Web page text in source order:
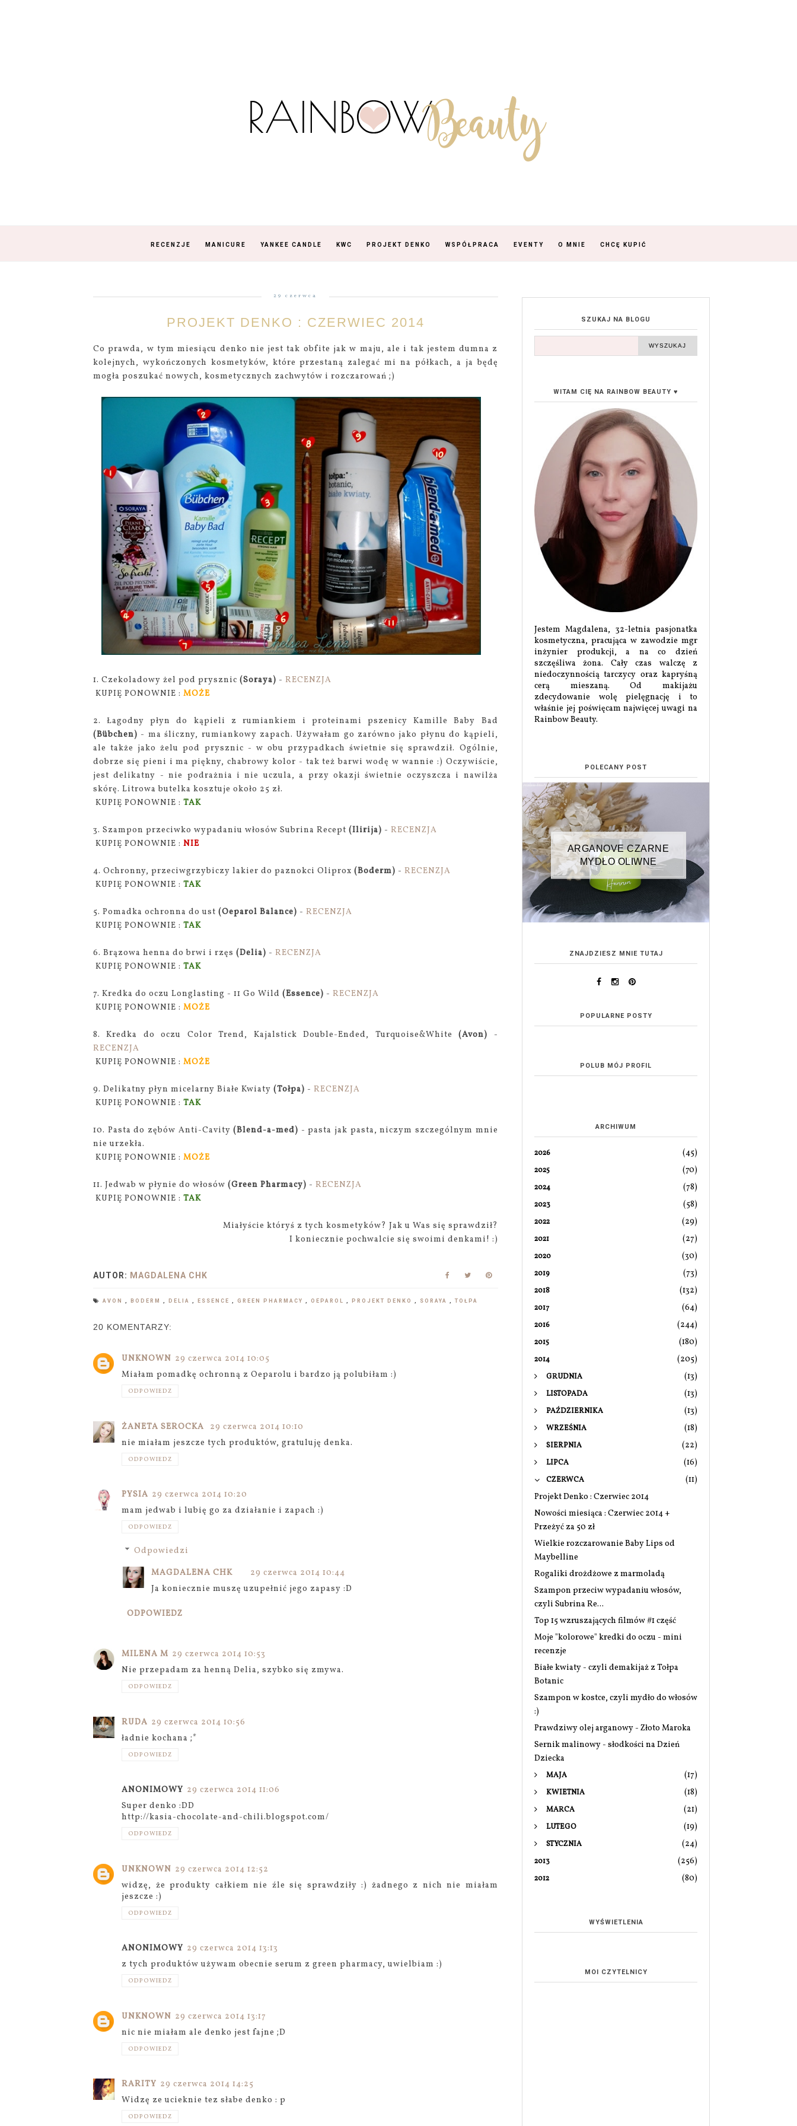
RECENZJE MANICURE YANKEE CANDLE KWC PROJEKT DENKO WSPÓŁPRACA EVENTY O MNIE CHCĘ KUPIĆ
29 czerwca
PROJEKT DENKO : CZERWIEC 2014
Co prawda, w tym miesiącu denko nie jest tak obfite jak w maju, ale i tak jestem dumna z
kolejnych, wykończonych kosmetyków, które przestaną zalegać mi na półkach, a ja będę
mogła poszukać nowych, kosmetycznych zachwytów i rozczarowań ;)
1. Czekoladowy żel pod prysznic (Soraya) - RECENZJA
KUPIĘ PONOWNIE : MOŻE
2. Łagodny płyn do kąpieli z rumiankiem i proteinami pszenicy Kamille Baby Bad
(Bübchen) - ma śliczny, rumiankowy zapach. Używałam go zarówno jako płynu do kąpieli,
ale także jako żelu pod prysznic - w obu przypadkach świetnie się sprawdził. Ogólnie,
dobrze się pieni i ma piękny, chabrowy kolor - tak też barwi wodę w wannie :) Oczywiście,
jest delikatny - nie podrażnia i nie uczula, a przy okazji świetnie oczyszcza i nawilża
skórę. Litrowa butelka kosztuje około 25 zł.
KUPIĘ PONOWNIE : TAK
3. Szampon przeciwko wypadaniu włosów Subrina Recept (Ilirija) - RECENZJA
KUPIĘ PONOWNIE : NIE
4. Ochronny, przeciwgrzybiczy lakier do paznokci Oliprox (Boderm) - RECENZJA
KUPIĘ PONOWNIE : TAK
5. Pomadka ochronna do ust (Oeparol Balance) - RECENZJA
KUPIĘ PONOWNIE : TAK
6. Brązowa henna do brwi i rzęs (Delia) - RECENZJA
KUPIĘ PONOWNIE : TAK
7. Kredka do oczu Longlasting - 11 Go Wild (Essence) - RECENZJA
KUPIĘ PONOWNIE : MOŻE
8. Kredka do oczu Color Trend, Kajalstick Double-Ended, Turquoise&White (Avon) -
RECENZJA
KUPIĘ PONOWNIE : MOŻE
9. Delikatny płyn micelarny Białe Kwiaty (Tołpa) - RECENZJA
KUPIĘ PONOWNIE : TAK
10. Pasta do zębów Anti-Cavity(Blend-a-med) - pasta jak pasta, niczym szczególnym mnie
nie urzekła.
KUPIĘ PONOWNIE : MOŻE
11. Jedwab w płynie do włosów (Green Pharmacy) - RECENZJA
KUPIĘ PONOWNIE : TAK
Miałyście któryś z tych kosmetyków? Jak u Was się sprawdził?
I koniecznie pochwalcie się swoimi denkami! :)
AUTOR: MAGDALENA CHK
AVON , BODERM , DELIA , ESSENCE , GREEN PHARMACY , OEPAROL , PROJEKT DENKO , SORAYA , TOŁPA
20 KOMENTARZY:
UNKNOWN 29 czerwca 2014 10:05
Miałam pomadkę ochronną z Oeparolu i bardzo ją polubiłam :)
ODPOWIEDZ
ŻANETA SEROCKA
29 czerwca 2014 10:10
nie miałam jeszcze tych produktów, gratuluję denka.
ODPOWIEDZ
PYSIA 29 czerwca 2014 10:20
mam jedwab i lubię go za działanie i zapach :)
ODPOWIEDZ
Odpowiedzi
MAGDALENA CHK
29 czerwca 2014 10:44
Ja koniecznie muszę uzupełnić jego zapasy :D
ODPOWIEDZ
MILENA M 29 czerwca 2014 10:53
Nie przepadam za henną Delia, szybko się zmywa.
ODPOWIEDZ
RUDA 29 czerwca 2014 10:56
ładnie kochana ;*
ODPOWIEDZ
ANONIMOWY 29 czerwca 2014 11:06
Super denko :DD
http://kasia-chocolate-and-chili.blogspot.com/
ODPOWIEDZ
UNKNOWN 29 czerwca 2014 12:52
widzę, że produkty całkiem nie źle się sprawdziły :) żadnego z nich nie miałam
jeszcze :)
ODPOWIEDZ
ANONIMOWY 29 czerwca 2014 13:13
z tych produktów używam obecnie serum z green pharmacy, uwielbiam :)
ODPOWIEDZ
UNKNOWN 29 czerwca 2014 13:17
nic nie miałam ale denko jest fajne ;D
ODPOWIEDZ
RARITY 29 czerwca 2014 14:25
Widzę ze ucieknie tez słabe denko : p
ODPOWIEDZ
SZUKAJ NA BLOGU
WITAM CIĘ NA RAINBOW BEAUTY ♥
Jestem Magdalena, 32-letnia pasjonatka
kosmetyczna, pracująca w zawodzie mgr
inżynier produkcji, a na co dzień
szczęśliwa żona. Cały czas walczę z
niedoczynnością tarczycy oraz kapryśną
cerą mieszaną. Od makijażu
zdecydowanie wolę pielęgnację i to
właśnie jej poświęcam najwięcej uwagi na
Rainbow Beauty.
POLECANY POST
ARGANOVE CZARNE
MYDŁO OLIWNE
ZNAJDZIESZ MNIE TUTAJ
POPULARNE POSTY
POLUB MÓJ PROFIL
ARCHIWUM
2026 (45)
2025 (70)
2024 (78)
2023 (58)
2022 (29)
2021 (27)
2020 (30)
2019 (73)
2018 (132)
2017 (64)
2016 (244)
2015 (180)
2014 (205)
GRUDNIA (13)
LISTOPADA (13)
PAŹDZIERNIKA (13)
WRZEŚNIA (18)
SIERPNIA (22)
LIPCA (16)
CZERWCA
(11)
Projekt Denko : Czerwiec 2014
Nowości miesiąca : Czerwiec 2014 +
Przeżyć za 50 zł
Wielkie rozczarowanie Baby Lips od
Maybelline
Rogaliki drożdżowe z marmoladą
Szampon przeciw wypadaniu włosów,
czyli Subrina Re...
Top 15 wzruszających filmów #1 część
Moje "kolorowe" kredki do oczu - mini
recenzje
Białe kwiaty - czyli demakijaż z Tołpa
Botanic
Szampon w kostce, czyli mydło do włosów
:)
Prawdziwy olej arganowy - Złoto Maroka
Sernik malinowy - słodkości na Dzień
Dziecka
MAJA (17)
KWIETNIA (18)
MARCA (21)
LUTEGO (19)
STYCZNIA (24)
2013 (256)
2012 (80)
WYŚWIETLENIA
MOI CZYTELNICY